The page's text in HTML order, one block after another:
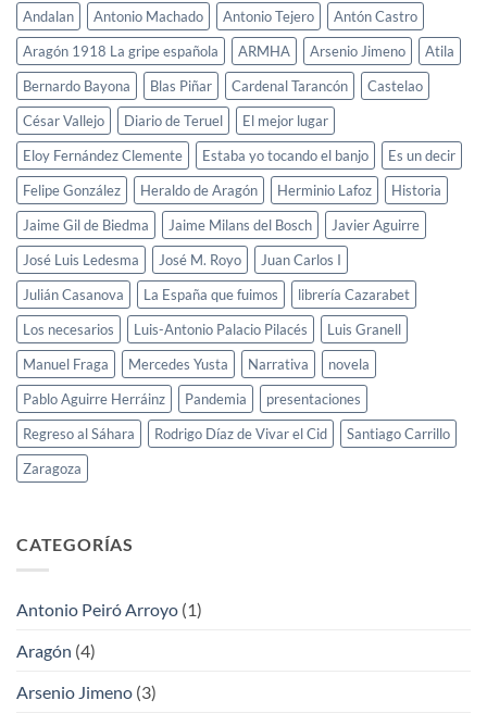
mejorar
el
futuro
burgués
entre
anarquistas’
Andalan Antonio Machado Antonio Tejero
Antón Castro
Aragón 1918 La gripe española
ARMHA Arsenio Jimeno
Atila
Bernardo Bayona
Blas Piñar Cardenal Tarancón
Castelao
César Vallejo
Diario de Teruel
El mejor lugar
Eloy Fernández Clemente
Estaba yo tocando el banjo
Es un decir
Felipe González
Heraldo de Aragón Herminio Lafoz
Historia
Jaime Gil de Biedma
Jaime Milans del Bosch
Javier Aguirre
José Luis Ledesma
José M. Royo
Juan Carlos I
Julián Casanova
La España que fuimos
librería Cazarabet
Los necesarios
Luis-Antonio Palacio Pilacés
Luis Granell
Manuel Fraga
Mercedes Yusta Narrativa
novela
Pablo Aguirre Herráinz
Pandemia
presentaciones
Regreso al Sáhara
Rodrigo Díaz de Vivar el Cid
Santiago Carrillo
Zaragoza
CATEGORÍAS
Antonio Peiró Arroyo (1)
Aragón (4)
Arsenio Jimeno (3)